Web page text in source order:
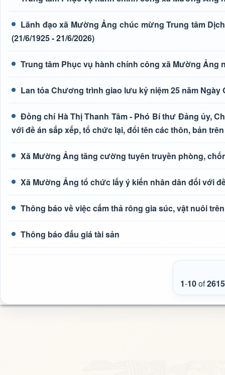
Lãnh đạo xã Mường Ảng chúc mừng Trung tâm
(21/6/1925 - 21/6/2026)
Trung tâm Phục vụ hành chính công xã Mường Ảng
Lan tỏa Chương trình giao lưu kỷ niệm 25 năm Ngày
Đồng chí Hà Thị Thanh Tâm - Phó Bí thư Đảng ủy,
với đề án sắp xếp, tổ chức lại, đổi tên các thôn, bản
Xã Mường Ảng tăng cường tuyên truyền phòng,
Xã Mường Ảng tổ chức lấy ý kiến nhân dân đối với
Thông báo về việc cấm thả rông gia súc, vật nuôi
Thông báo đấu giá tài sản
1-10of2615